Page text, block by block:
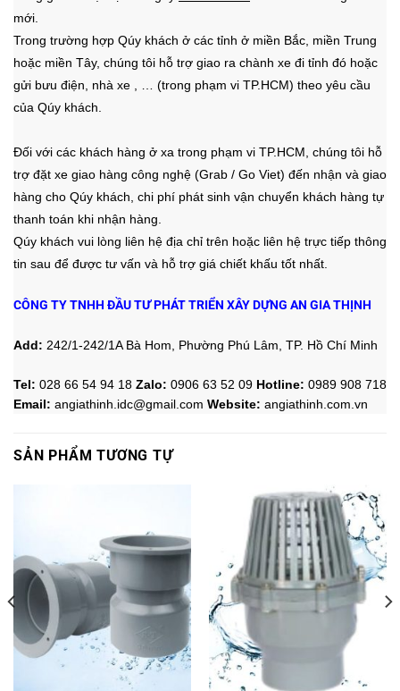
mới.
Trong trường hợp Qúy khách ở các tỉnh ở miền Bắc, miền Trung
hoặc miền Tây, chúng tôi hỗ trợ giao ra chành xe đi tỉnh đó hoặc
gửi bưu điện, nhà xe , … (trong phạm vi TP.HCM) theo yêu cầu
của Qúy khách.
Đối với các khách hàng ở xa trong phạm vi TP.HCM, chúng tôi hỗ
trợ đặt xe giao hàng công nghệ (Grab / Go Viet) đến nhận và giao
hàng cho Qúy khách, chi phí phát sinh vận chuyển khách hàng tự
thanh toán khi nhận hàng.
Qúy khách vui lòng liên hệ địa chỉ trên hoặc liên hệ trực tiếp thông
tin sau để được tư vấn và hỗ trợ giá chiết khấu tốt nhất.
CÔNG TY TNHH ĐẦU TƯ PHÁT TRIỂN XÂY DỰNG AN GIA THỊNH
Add: 242/1-242/1A Bà Hom, Phường Phú Lâm, TP. Hồ Chí Minh
Tel: 028 66 54 94 18 Zalo: 0906 63 52 09 Hotline: 0989 908 718
Email: angiathinh.idc@gmail.com Website: angiathinh. com.vn
SẢN PHẨM TƯƠNG TỰ